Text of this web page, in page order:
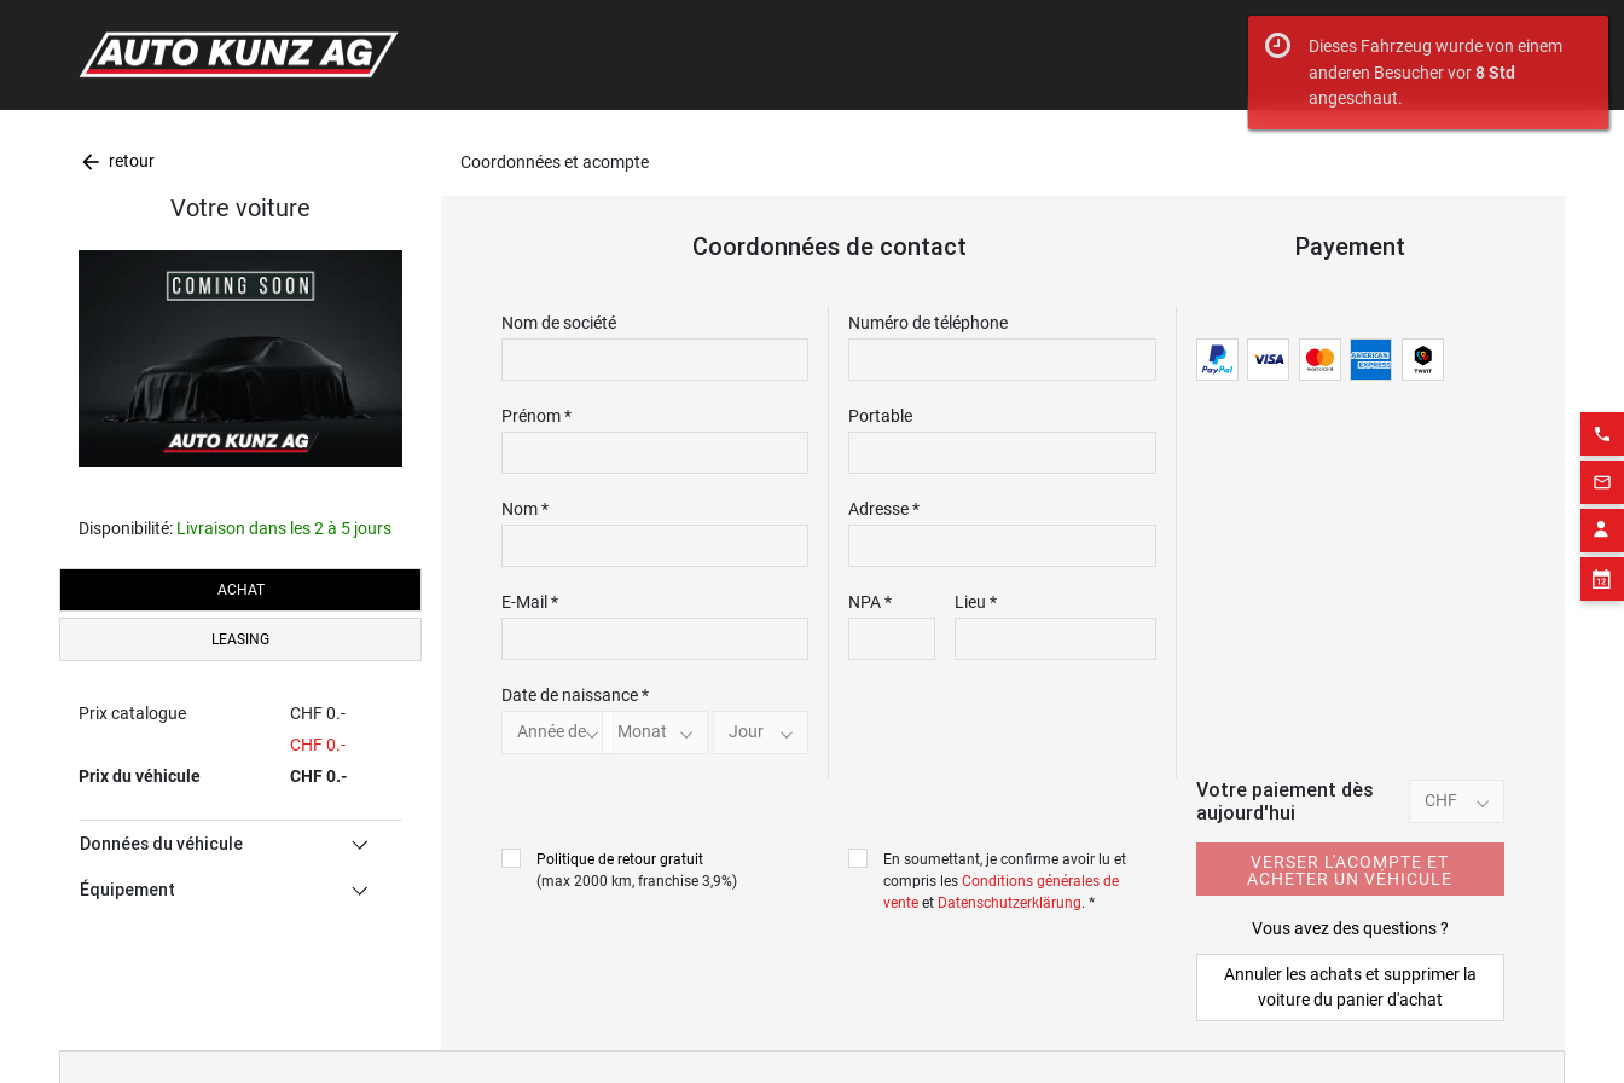
phone
mail_outline
arrow_back retour
Votre voiture
Disponibilité: Livraison dans les 2 à 5 jours
ACHAT
LEASING
Prix catalogue
CHF 0.-
CHF 0.-
Prix du véhicule
CHF 0.-
Données du véhicule
Équipement
Coordonnées et acompte
Coordonnées de contact
Nom de société
Prénom *
Nom *
E-Mail *
Date de naissance *
Année de
Monat Jour
Numéro de téléphone
Portable
Adresse *
NPA * Lieu *
Payement
Votre paiement dès
aujourd'hui
CHF
Politique de retour gratuit
(max 2000 km, franchise 3,9%)
En soumettant, je confirme avoir lu et
compris lesConditions générales de
vente et Datenschutzerklärung. *
VERSER L'ACOMPTE ET
ACHETER UN VÉHICULE
Vous avez des questions ?
Annuler les achats et supprimer la
voiture du panier d'achat
Dieses Fahrzeug wurde von einem
anderen Besucher vor8 Std
angeschaut.